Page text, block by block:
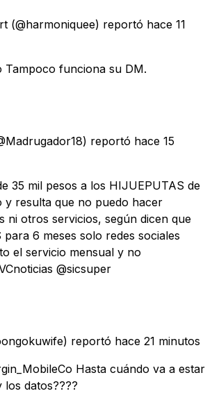
(@harmoniquee) reportó hace 11
Tampoco funciona su DM.
reportó hace 15
35 mil pesos a los HIJUEPUTAS de
y resulta que no puedo hacer
ni otros servicios, según dicen que
6 meses solo redes sociales
el servicio mensual y no
@sicsuper
reportó hace 21 minutos
Hasta cuándo va a estar
datos????